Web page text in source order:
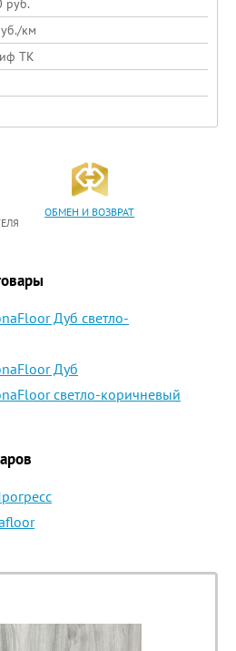
руб.
км
ТК
ОБМЕН И ВОЗВРАТ
Дуб светло-
Дуб
светло-коричневый